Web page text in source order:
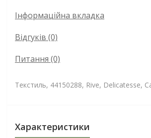
Інформаційна вкладка
Відгуків (0)
Питання (0)
Текстиль, 44150288, Rive, Delicatesse,
Характеристики